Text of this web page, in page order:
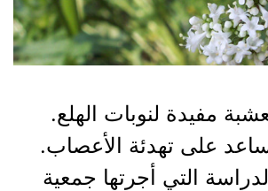
مفيدة لنوبات الهلع.
على تهدئة الأعصاب.
التي أجرتها جمعية